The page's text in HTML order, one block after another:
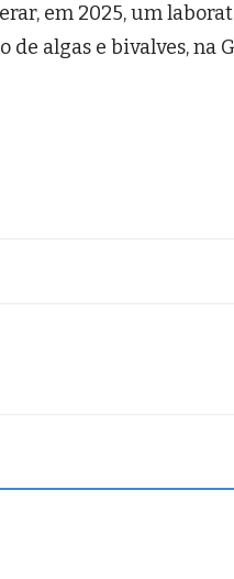
em 2025, um
algas e bivalves, na